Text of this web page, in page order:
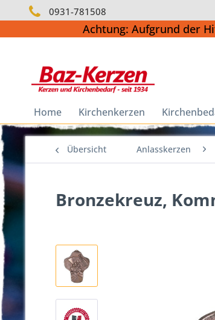
0931-781508
Achtung: Aufgrund der
Home Kirchenkerzen
Übersicht Anlasskerzen
Bronzekreuz,